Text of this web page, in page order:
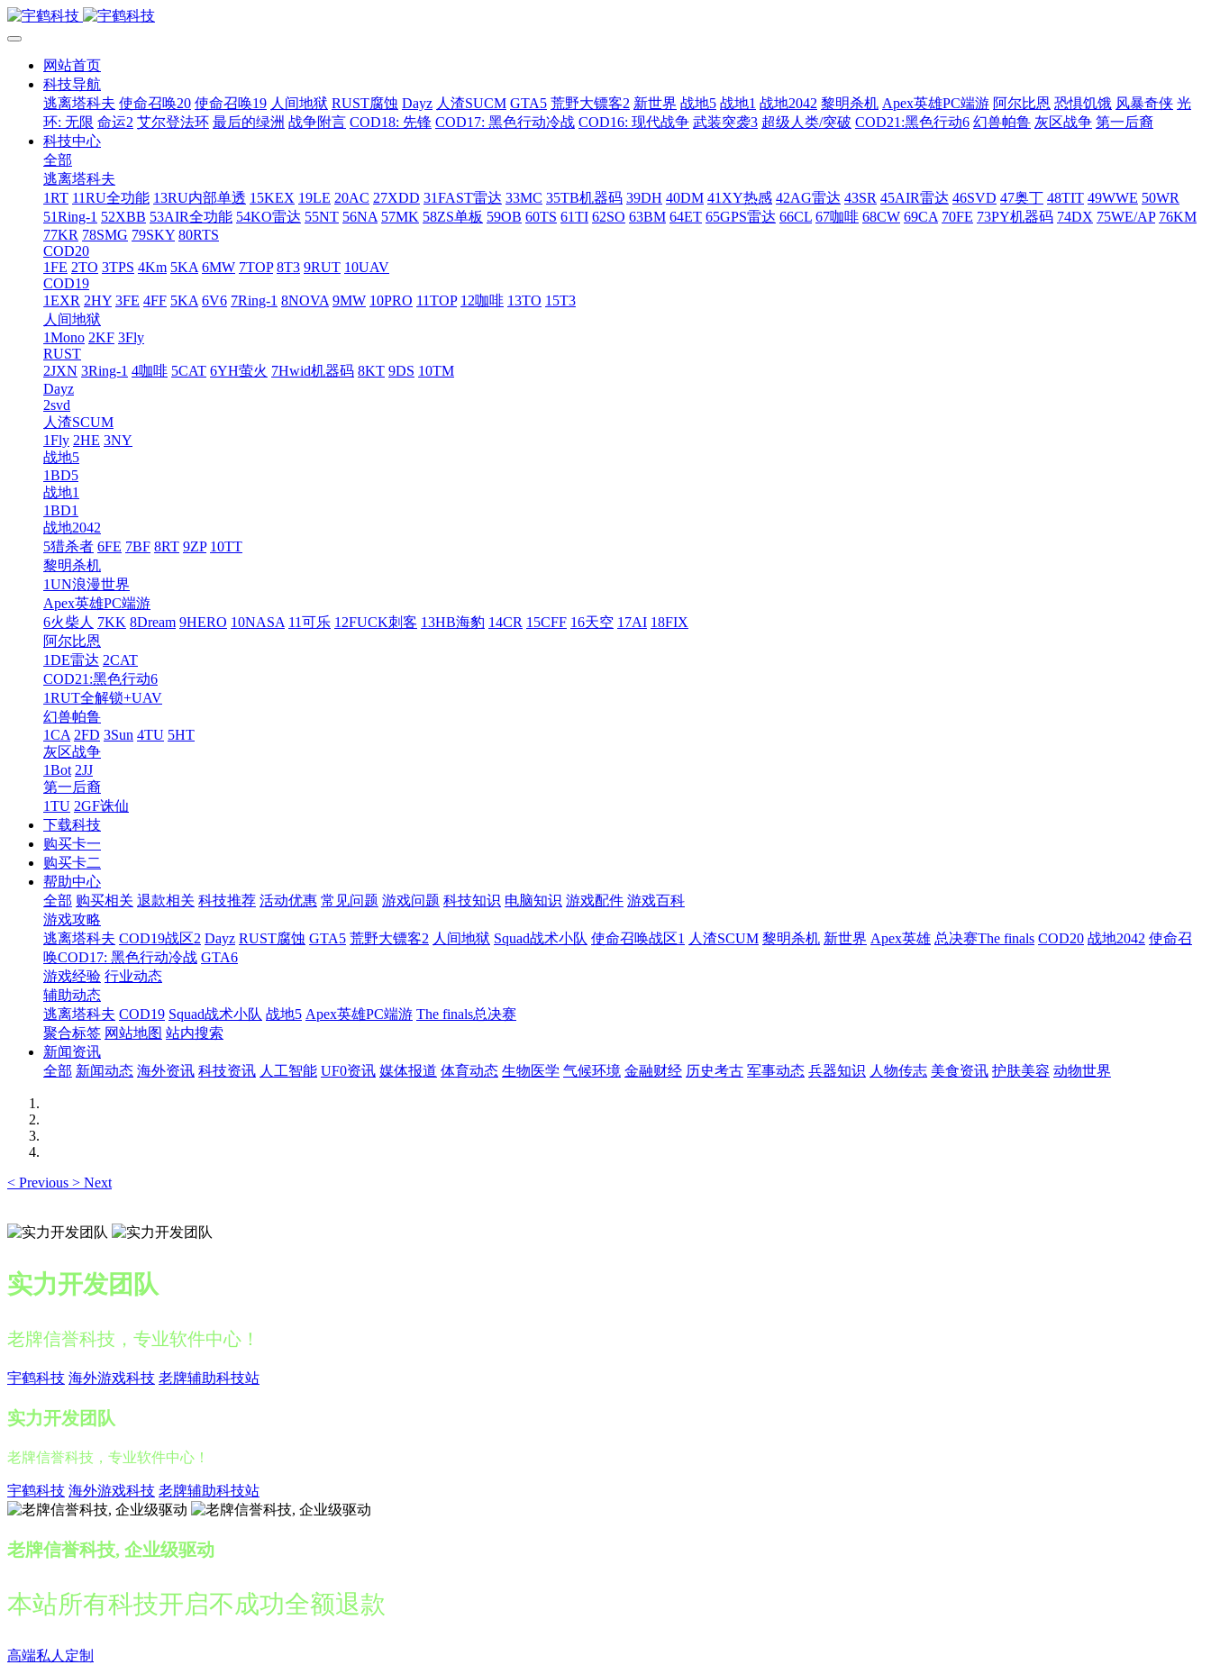
网站首页
科技导航
逃离塔科夫 使命召唤20 使命召唤19 人间地狱 RUST腐蚀 Dayz 人渣SUCM GTA5 荒野大镖客2 新世界 战地5 战地1 战地2042 黎明杀机 Apex英雄PC端游 阿尔比恩 恐惧饥饿 风暴奇侠 光
环: 无限 命运2 艾尔登法环 最后的绿洲 战争附言 COD18: 先锋 COD17: 黑色行动冷战 COD16: 现代战争 武装突袭3 超级人类/突破 COD21:黑色行动6 幻兽帕鲁 灰区战争 第一后裔
科技中心
全部
逃离塔科夫
1RT 11RU全功能 13RU内部单透 15KEX 19LE 20AC 27XDD 31FAST雷达 33MC 35TB机器码 39DH 40DM 41XY热感 42AG雷达 43SR 45AIR雷达 46SVD 47奥丁 48TIT 49WWE 50WR
51Ring-1 52XBB 53AIR全功能 54KO雷达 55NT 56NA 57MK 58ZS单板 59OB 60TS 61TI 62SO 63BM 64ET 65GPS雷达 66CL 67咖啡 68CW 69CA 70FE 73PY机器码 74DX 75WE/AP 76KM
77KR 78SMG 79SKY 80RTS
COD20
1FE 2TO 3TPS 4Km 5KA 6MW 7TOP 8T3 9RUT 10UAV
COD19
1EXR 2HY 3FE 4FF 5KA 6V6 7Ring-1 8NOVA 9MW 10PRO 11TOP 12咖啡 13TO 15T3
人间地狱
1Mono 2KF 3Fly
RUST
2JXN 3Ring-1 4咖啡 5CAT 6YH萤火 7Hwid机器码 8KT 9DS 10TM
Dayz
2svd
人渣SCUM
1Fly 2HE 3NY
战地5
1BD5
战地1
1BD1
战地2042
5猎杀者 6FE 7BF 8RT 9ZP 10TT
黎明杀机
1UN浪漫世界
Apex英雄PC端游
6火柴人 7KK 8Dream 9HERO 10NASA 11可乐 12FUCK刺客 13HB海豹 14CR 15CFF 16天空 17AI 18FIX
阿尔比恩
1DE雷达 2CAT
COD21:黑色行动6
1RUT全解锁+UAV
幻兽帕鲁
1CA 2FD 3Sun 4TU 5HT
灰区战争
1Bot 2JJ
第一后裔
1TU 2GF诛仙
下载科技
购买卡一
购买卡二
帮助中心
全部 购买相关 退款相关 科技推荐 活动优惠 常见问题 游戏问题 科技知识 电脑知识 游戏配件 游戏百科
游戏攻略
逃离塔科夫 COD19战区2 Dayz RUST腐蚀 GTA5 荒野大镖客2 人间地狱 Squad战术小队 使命召唤战区1 人渣SCUM 黎明杀机 新世界 Apex英雄 总决赛The finals COD20 战地2042 使命召
唤COD17: 黑色行动冷战 GTA6
游戏经验 行业动态
辅助动态
逃离塔科夫 COD19 Squad战术小队 战地5 Apex英雄PC端游 The finals总决赛
聚合标签 网站地图 站内搜索
新闻资讯
全部 新闻动态 海外资讯 科技资讯 人工智能 UF0资讯 媒体报道 体育动态 生物医学 气候环境 金融财经 历史考古 军事动态 兵器知识 人物传志 美食资讯 护肤美容 动物世界
< Previous > Next
实力开发团队
老牌信誉科技，专业软件中心！
宇鹤科技 海外游戏科技 老牌辅助科技站
实力开发团队
老牌信誉科技，专业软件中心！
宇鹤科技 海外游戏科技 老牌辅助科技站
老牌信誉科技, 企业级驱动
本站所有科技开启不成功全额退款
高端私人定制